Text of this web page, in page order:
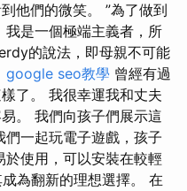
他們的微笑。 ”為了做到
是一個極端主義者，所
的說法，即母親不可能
google seo教學 曾經有過
了。 我很幸運我和丈夫
。 我們向孩子們展示這
一起玩電子遊戲，孩子
使用，可以安裝在較輕
為翻新的理想選擇。 在